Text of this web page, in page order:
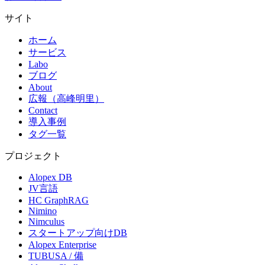
サイト
ホーム
サービス
Labo
ブログ
About
広報（高峰明里）
Contact
導入事例
タグ一覧
プロジェクト
Alopex DB
JV言語
HC GraphRAG
Nimino
Nimculus
スタートアップ向けDB
Alopex Enterprise
TUBUSA / 備